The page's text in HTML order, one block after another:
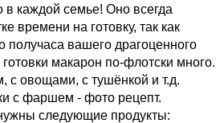
каждой семье! Оно всегда
времени на готовку, так как
получаса вашего драгоценного
макарон по-флотски много.
с овощами, с тушёнкой и т.д.
с фаршем - фото рецепт.
следующие продукты: